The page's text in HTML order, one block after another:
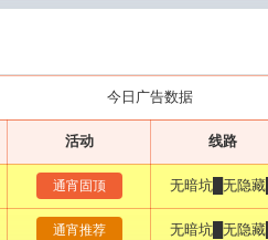
今日广告数据
活动 线路
通宵固顶 无暗坑█无隐藏█
通宵推荐 无暗坑█无隐藏█